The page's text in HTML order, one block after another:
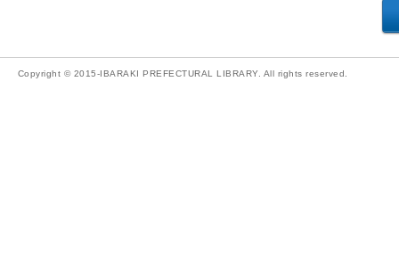
Copyright © 2015-IBARAKI PREFECTURAL LIBRARY. All rights reserved.